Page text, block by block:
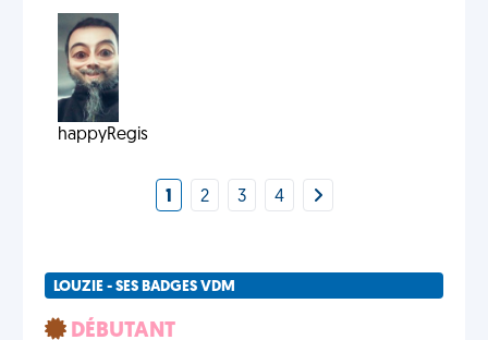
happyRegis
1 2 3 4
LOUZIE - SES BADGES VDM
DÉBUTANT